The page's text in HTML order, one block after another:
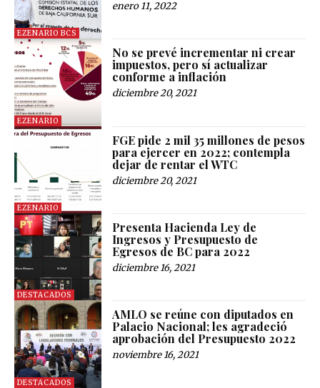
EZENARIO BCS
enero 11, 2022
EZENARIO
No se prevé incrementar ni crear
impuestos, pero sí actualizar
conforme a inflación
diciembre 20, 2021
EZENARIO
FGE pide 2 mil 35 millones de pesos
para ejercer en 2022; contempla
dejar de rentar el WTC
diciembre 20, 2021
DESTACADOS
Presenta Hacienda Ley de
Ingresos y Presupuesto de
Egresos de BC para 2022
diciembre 16, 2021
DESTACADOS
AMLO se reúne con diputados en
Palacio Nacional; les agradeció
aprobación del Presupuesto 2022
noviembre 16, 2021